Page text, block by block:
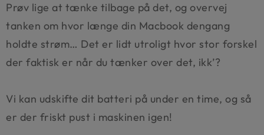
Prøv lige at tænke tilbage på det, og overvej
tanken om hvor længe din Macbook dengang
holdte strøm… Det er lidt utroligt hvor stor forskel
der faktisk er når du tænker over det, ikk’?
Vi kan udskifte dit batteri på under en time, og så
er der friskt pust i maskinen igen!